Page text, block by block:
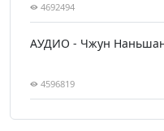
4692494
АУДИО - Чжун
4596819